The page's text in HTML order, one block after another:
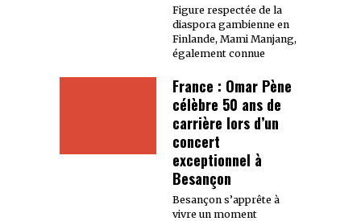
Figure respectée de la
diaspora gambienne en
Finlande, Mami Manjang,
également connue
France : Omar Pène
célèbre 50 ans de
carrière lors d’un
concert
exceptionnel à
Besançon
Besançon s’apprête à
vivre un moment